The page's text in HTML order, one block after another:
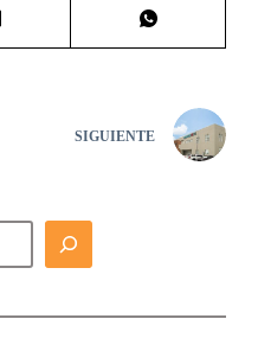
SIGUIENTE